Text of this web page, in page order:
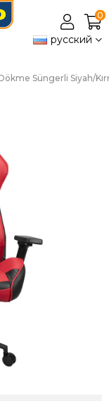
русский
0